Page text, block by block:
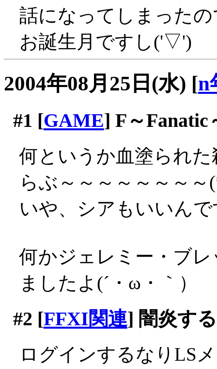
話になってしまった
お誕生月ですし('▽')
2004年08月25日(水) [n
#1 [GAME] F～Fanatic
何というか血塗られ
らぶ～～～～～～～
いや、シアもいいんで
何かジェレミー・ブ
ましたよ(´・ω・｀）
#2 [FFXI関連] 闇炎す
ログインするなりLS